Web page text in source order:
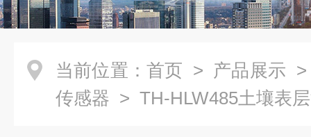
当前位置： 首页 > 产品展示
传感器 > TH-HLW485土壤表